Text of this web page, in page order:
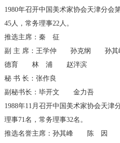
1980年召开中国美术家协会天津分会
45人，常务理事22人。
推选主席：秦 征
副 主 席：王学仲 孙克纲
德育 林 浦 赵泮滨
秘 书 长：张作良
副秘书长：毕开文 金力吾
1988年11月召开中国美术家协会天津
理事71名，常务理事32名。
推选名誉主席：孙其峰 陈 因